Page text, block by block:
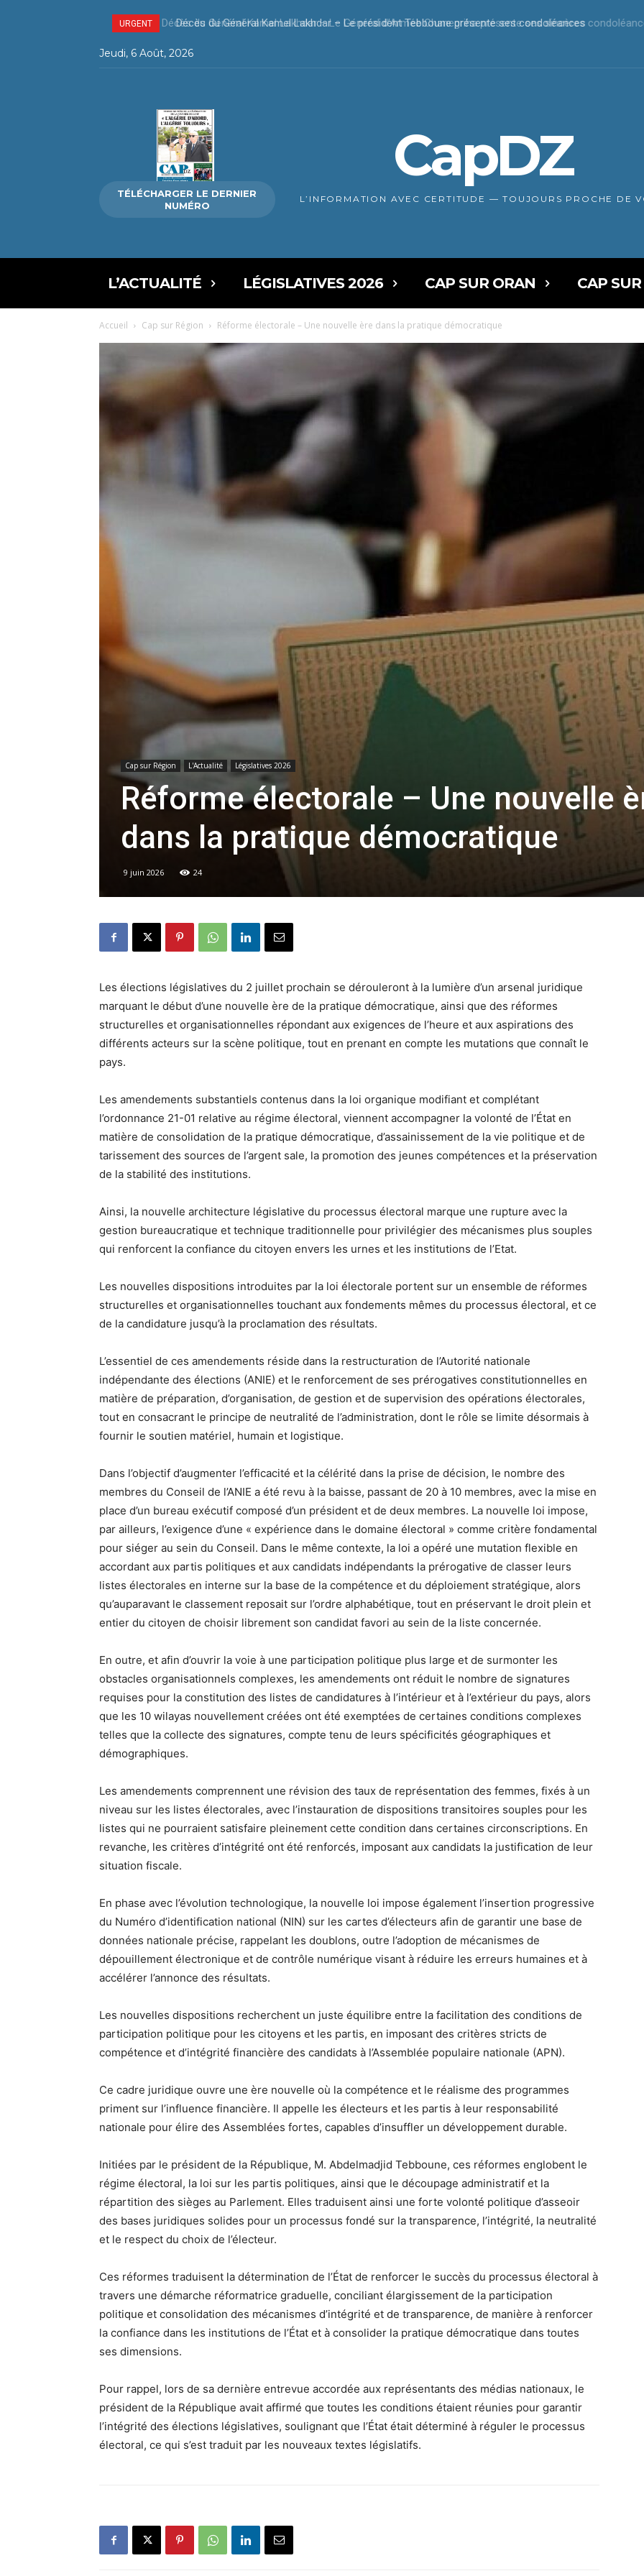
URGENT Décès du Général Kamel Lakhdar – Le président Tebboune présente ses condoléances
Jeudi, 6 Août, 2026
TÉLÉCHARGER LE DERNIER
NUMÉRO
CapDZ
L’INFORMATION AVEC CERTITUDE — TOUJOURS PROCHE DE
L’ACTUALITÉ LÉGISLATIVES 2026 CAP SUR ORAN CAP
Accueil Cap sur Région Réforme électorale – Une nouvelle ère dans la pratique démocratique
Cap sur Région L'Actualité Législatives 2026
Réforme électorale – Une nouvelle
dans la pratique démocratique
9 juin 2026 24
Les élections législatives du 2 juillet prochain se dérouleront à la lumière d’un arsenal juridique
marquant le début d’une nouvelle ère de la pratique démocratique, ainsi que des réformes
structurelles et organisationnelles répondant aux exigences de l’heure et aux aspirations des
différents acteurs sur la scène politique, tout en prenant en compte les mutations que connaît le
pays.
Les amendements substantiels contenus dans la loi organique modifiant et complétant
l’ordonnance 21-01 relative au régime électoral, viennent accompagner la volonté de l’État en
matière de consolidation de la pratique démocratique, d’assainissement de la vie politique et de
tarissement des sources de l’argent sale, la promotion des jeunes compétences et la préservation
de la stabilité des institutions.
Ainsi, la nouvelle architecture législative du processus électoral marque une rupture avec la
gestion bureaucratique et technique traditionnelle pour privilégier des mécanismes plus souples
qui renforcent la confiance du citoyen envers les urnes et les institutions de l’Etat.
Les nouvelles dispositions introduites par la loi électorale portent sur un ensemble de réformes
structurelles et organisationnelles touchant aux fondements mêmes du processus électoral, et ce
de la candidature jusqu’à la proclamation des résultats.
L’essentiel de ces amendements réside dans la restructuration de l’Autorité nationale
indépendante des élections (ANIE) et le renforcement de ses prérogatives constitutionnelles en
matière de préparation, d’organisation, de gestion et de supervision des opérations électorales,
tout en consacrant le principe de neutralité de l’administration, dont le rôle se limite désormais à
fournir le soutien matériel, humain et logistique.
Dans l’objectif d’augmenter l’efficacité et la célérité dans la prise de décision, le nombre des
membres du Conseil de l’ANIE a été revu à la baisse, passant de 20 à 10 membres, avec la mise en
place d’un bureau exécutif composé d’un président et de deux membres. La nouvelle loi impose,
par ailleurs, l’exigence d’une « expérience dans le domaine électoral » comme critère fondamental
pour siéger au sein du Conseil. Dans le même contexte, la loi a opéré une mutation flexible en
accordant aux partis politiques et aux candidats indépendants la prérogative de classer leurs
listes électorales en interne sur la base de la compétence et du déploiement stratégique, alors
qu’auparavant le classement reposait sur l’ordre alphabétique, tout en préservant le droit plein et
entier du citoyen de choisir librement son candidat favori au sein de la liste concernée.
En outre, et afin d’ouvrir la voie à une participation politique plus large et de surmonter les
obstacles organisationnels complexes, les amendements ont réduit le nombre de signatures
requises pour la constitution des listes de candidatures à l’intérieur et à l’extérieur du pays, alors
que les 10 wilayas nouvellement créées ont été exemptées de certaines conditions complexes
telles que la collecte des signatures, compte tenu de leurs spécificités géographiques et
démographiques.
Les amendements comprennent une révision des taux de représentation des femmes, fixés à un
niveau sur les listes électorales, avec l’instauration de dispositions transitoires souples pour les
listes qui ne pourraient satisfaire pleinement cette condition dans certaines circonscriptions. En
revanche, les critères d’intégrité ont été renforcés, imposant aux candidats la justification de leur
situation fiscale.
En phase avec l’évolution technologique, la nouvelle loi impose également l’insertion progressive
du Numéro d’identification national (NIN) sur les cartes d’électeurs afin de garantir une base de
données nationale précise, rappelant les doublons, outre l’adoption de mécanismes de
dépouillement électronique et de contrôle numérique visant à réduire les erreurs humaines et à
accélérer l’annonce des résultats.
Les nouvelles dispositions recherchent un juste équilibre entre la facilitation des conditions de
participation politique pour les citoyens et les partis, en imposant des critères stricts de
compétence et d’intégrité financière des candidats à l’Assemblée populaire nationale (APN).
Ce cadre juridique ouvre une ère nouvelle où la compétence et le réalisme des programmes
priment sur l’influence financière. Il appelle les électeurs et les partis à leur responsabilité
nationale pour élire des Assemblées fortes, capables d’insuffler un développement durable.
Initiées par le président de la République, M. Abdelmadjid Tebboune, ces réformes englobent le
régime électoral, la loi sur les partis politiques, ainsi que le découpage administratif et la
répartition des sièges au Parlement. Elles traduisent ainsi une forte volonté politique d’asseoir
des bases juridiques solides pour un processus fondé sur la transparence, l’intégrité, la neutralité
et le respect du choix de l’électeur.
Ces réformes traduisent la détermination de l’État de renforcer le succès du processus électoral à
travers une démarche réformatrice graduelle, conciliant élargissement de la participation
politique et consolidation des mécanismes d’intégrité et de transparence, de manière à renforcer
la confiance dans les institutions de l’État et à consolider la pratique démocratique dans toutes
ses dimensions.
Pour rappel, lors de sa dernière entrevue accordée aux représentants des médias nationaux, le
président de la République avait affirmé que toutes les conditions étaient réunies pour garantir
l’intégrité des élections législatives, soulignant que l’État était déterminé à réguler le processus
électoral, ce qui s’est traduit par les nouveaux textes législatifs.